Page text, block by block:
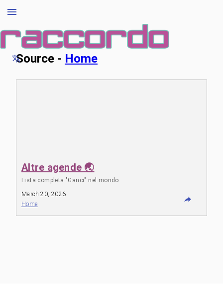
Source - Home
Altre agende 🌏
Lista completa "Ganci" nel mondo
March 20, 2026
Home